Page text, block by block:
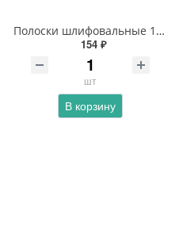
Полоски шлифовальные 1.055
154 ₽
шт
В корзину